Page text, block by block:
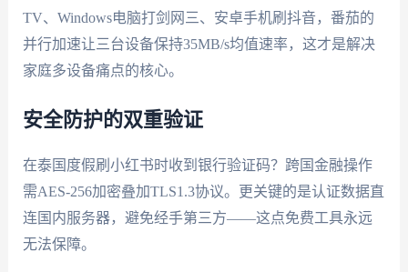
TV、Windows电脑打剑网三、安卓手机刷抖音，番茄的
并行加速让三台设备保持35MB/s均值速率，这才是解决
家庭多设备痛点的核心。
安全防护的双重验证
在泰国度假刷小红书时收到银行验证码？跨国金融操作
需AES-256加密叠加TLS1.3协议。更关键的是认证数据直
连国内服务器，避免经手第三方——这点免费工具永远
无法保障。